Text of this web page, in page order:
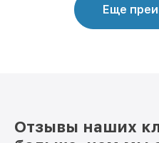
Еще
Отзывы наших